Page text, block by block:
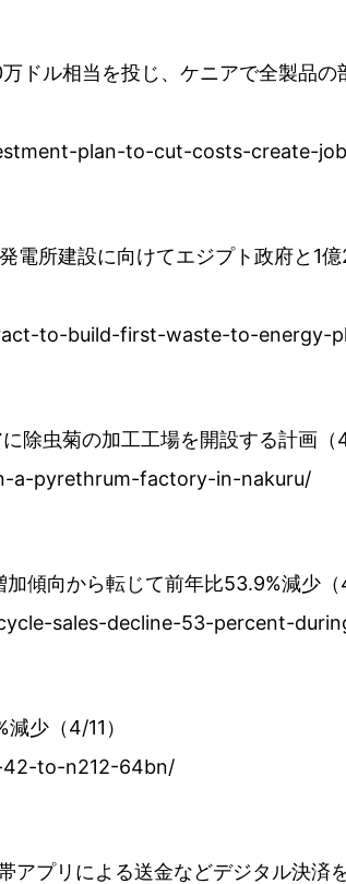
ドル相当を投じ、ケニアで全製品の
plan-to-cut-costs-create-
電所建設に向けてエジプト政府と1
to-build-first-waste-to-energy-
除虫菊の加工工場を開設する計画（
a-pyrethrum-factory-in-nakuru/
傾向から転じて前年比53.9%減少（
sales-decline-53-percent-
少（4/11）
to-n212-64bn/
プリによる送金などデジタル決済